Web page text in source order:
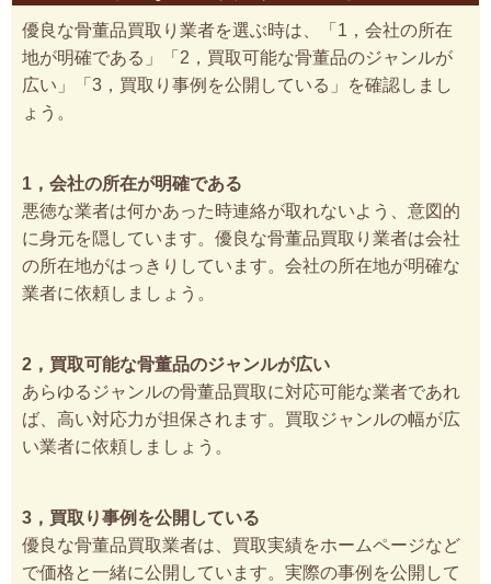
優良な骨董品買取り業者を選ぶ時は、「1，会社の所在
地が明確である」「2，買取可能な骨董品のジャンルが
広い」「3，買取り事例を公開している」を確認しまし
ょう。
1，会社の所在が明確である
悪徳な業者は何かあった時連絡が取れないよう、意図的
に身元を隠しています。優良な骨董品買取り業者は会社
の所在地がはっきりしています。会社の所在地が明確な
業者に依頼しましょう。
2，買取可能な骨董品のジャンルが広い
あらゆるジャンルの骨董品買取に対応可能な業者であれ
ば、高い対応力が担保されます。買取ジャンルの幅が広
い業者に依頼しましょう。
3，買取り事例を公開している
優良な骨董品買取業者は、買取実績をホームページなど
で価格と一緒に公開しています。実際の事例を公開して